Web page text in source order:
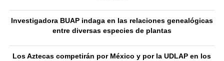
Investigadora BUAP indaga en las relaciones genealógicas
entre diversas especies de plantas
Los Aztecas competirán por México y por la UDLAP en los